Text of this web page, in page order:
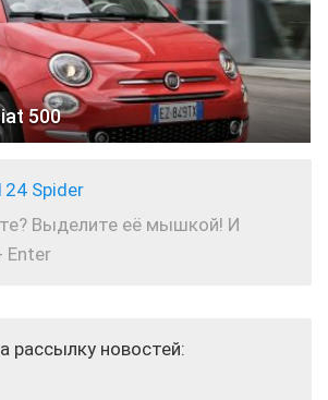
500
Spider
Выделите её мышкой! И
Enter
рассылку новостей: